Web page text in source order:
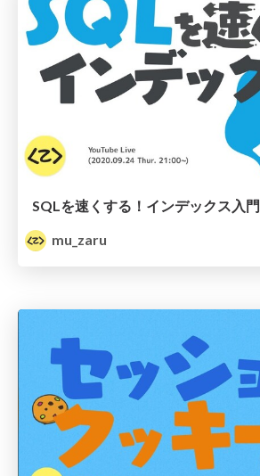
SQLを速くする！インデックス入門
mu_zaru